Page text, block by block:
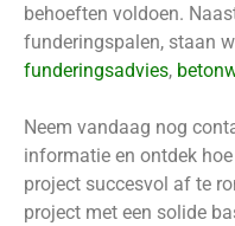
behoeften voldoen.
funderingspalen, staan
funderingsadvies,
Neem vandaag nog
informatie en ontdek
project succesvol af te
project met een solide